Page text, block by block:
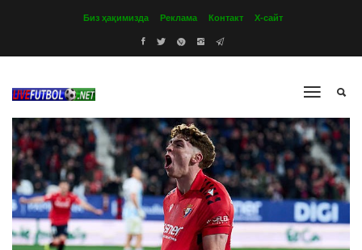
Биз ҳақимизда Реклама Контакт Х-сайт